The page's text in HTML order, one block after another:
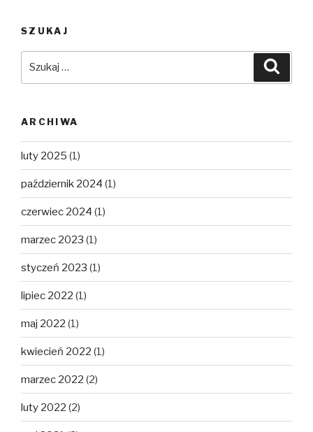
SZUKAJ
ARCHIWA
luty 2025 (1)
październik 2024 (1)
czerwiec 2024 (1)
marzec 2023 (1)
styczeń 2023 (1)
lipiec 2022 (1)
maj 2022 (1)
kwiecień 2022 (1)
marzec 2022 (2)
luty 2022 (2)